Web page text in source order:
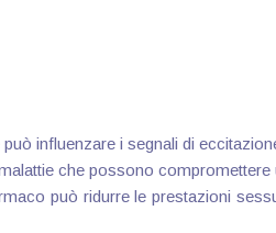
influenzare i segnali di
che possono
può ridurre le prestazioni